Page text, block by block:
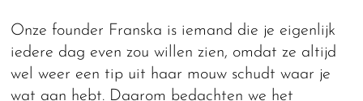
Onze founder Franska is iemand die je eigenlijk
iedere dag even zou willen zien, omdat ze altijd
wel weer een tip uit haar mouw schudt waar je
wat aan hebt. Daarom bedachten we het